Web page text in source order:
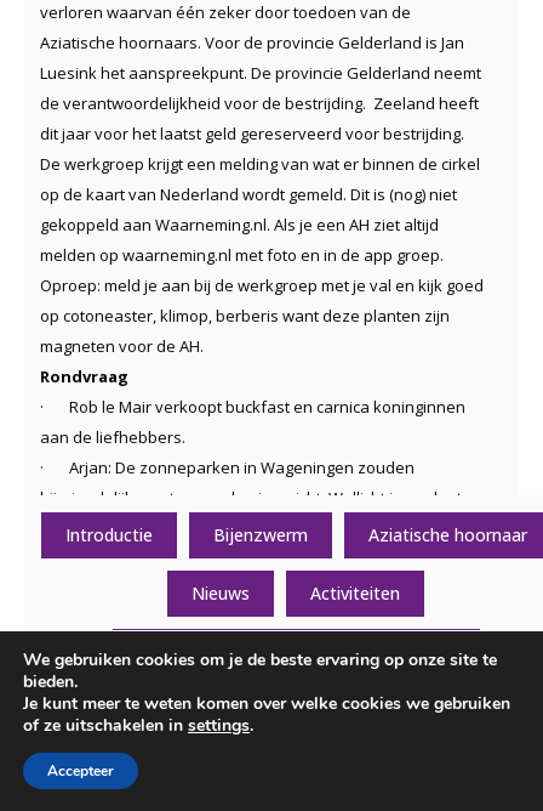
Introductie Bijenzwerm Aziatische hoornaar
Nieuws Activiteiten
Algemene informatie over de vereniging
Contactgegevens Overige informatie
verloren waarvan één zeker door toedoen van de
Aziatische hoornaars. Voor de provincie Gelderland is Jan
Luesink het aanspreekpunt. De provincie Gelderland neemt
de verantwoordelijkheid voor de bestrijding. Zeeland heeft
dit jaar voor het laatst geld gereserveerd voor bestrijding.
De werkgroep krijgt een melding van wat er binnen de cirkel
op de kaart van Nederland wordt gemeld. Dit is (nog) niet
gekoppeld aan Waarneming.nl. Als je een AH ziet altijd
melden op waarneming.nl met foto en in de app groep.
Oproep: meld je aan bij de werkgroep met je val en kijk goed
op cotoneaster, klimop, berberis want deze planten zijn
magneten voor de AH.
Rondvraag
· Rob le Mair verkoopt buckfast en carnica koninginnen
aan de liefhebbers.
· Arjan: De zonneparken in Wageningen zouden
bijvriendelijk moeten worden ingericht. Wellicht is er plaats
voor bijenkasten en/of bijvriendelijke beplanting
·Harmen: enquête wintersterfte invullen a.u.b.. Link zal
gedeeld worden in de app groep
Jans: aandacht voor het bijenhotel in het Arboretum is
dringend gewenst. Misschien vragen aan Taas? Wellicht dat
Fletcher hiervoor zou willen betalen?
·Ernst heeft tijdschriften meegenomen(‘Bijen’, ‘Mijn bijen’
en ‘Onze bijen’) en korfvlechtmateriaal voor de liefhebber.
·Tineke: oude tijdschriften als het Groentje zijn ooit
We gebruiken cookies om je de beste ervaring op onze site te
bieden.
Je kunt meer te weten komen over welke cookies we gebruiken
of ze uitschakelen in settings.
Accepteer